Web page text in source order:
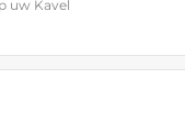
uw Kavel